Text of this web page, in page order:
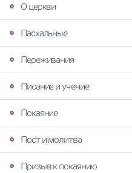
О церкви
Пасхальные
Переживания
Писание и учение
Покаяние
Пост и молитва
Призыв к покаянию